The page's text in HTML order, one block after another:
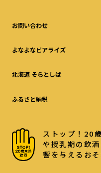
お問い合わせ
よなよなビアライズ
北海道 そらとしば
ふるさと納税
ストップ！20
や授乳期の飲
響を与えるおそ